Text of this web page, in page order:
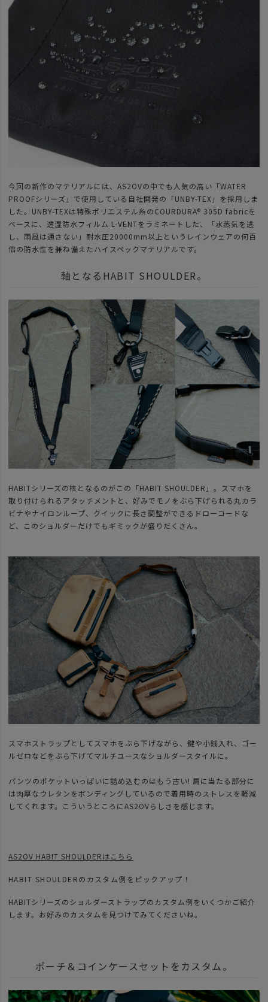
今回の新作のマテリアルには、AS2OVの中でも人気の高い「WATER
PROOFシリーズ」で使用している自社開発の「UNBY-TEX」を採用しま
した。UNBY-TEXは特殊ポリエステル糸のCOURDURA®︎ 305D fabricを
ベースに、透湿防水フィルム L-VENTをラミネートした、「水蒸気を逃
し、雨風は通さない」耐水圧20000mm以上というレインウェアの何百
倍の防水性を兼ね備えたハイスペックマテリアルです。
軸となるHABIT SHOULDER。
HABITシリーズの核となるのがこの「HABIT SHOULDER」。スマホを
取り付けられるアタッチメントと、好みでモノをぶら下げられる丸カラ
ビナやナイロンループ、クイックに長さ調整ができるドローコードな
ど、このショルダーだけでもギミックが盛りだくさん。
スマホストラップとしてスマホをぶら下げながら、鍵や小銭入れ、ゴー
ルゼロなどをぶら下げてマルチユースなショルダースタイルに。
パンツのポケットいっぱいに詰め込むのはもう古い! 肩に当たる部分に
は肉厚なウレタンをボンディングしているので着用時のストレスを軽減
してくれます。こういうところにAS2OVらしさを感じます。
AS2OV HABIT SHOULDERはこちら
HABIT SHOULDERのカスタム例をピックアップ！
HABITシリーズのショルダーストラップのカスタム例をいくつかご紹介
します。お好みのカスタムを見つけてみてくださいね。
ポーチ＆コインケースセットをカスタム。